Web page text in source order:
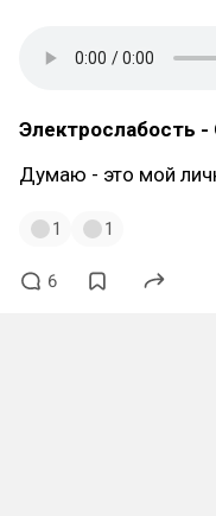
Электрослабость -
Думаю - это мой
1 1
6